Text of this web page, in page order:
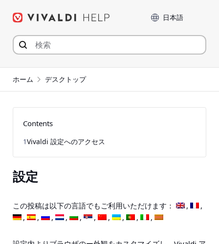
言語
ホーム デスクトップ
設定
この投稿は以下の言語でもご利用いただけます：
Contents
1Vivaldi 設定へのアクセス